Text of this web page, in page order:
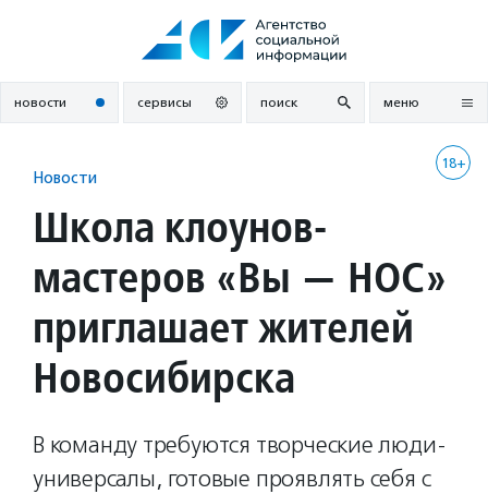
новости сервисы поиск меню
18+
Новости
Школа клоунов-
мастеров «Вы — НОС»
приглашает жителей
Новосибирска
В команду требуются творческие люди-
универсалы, готовые проявлять себя с